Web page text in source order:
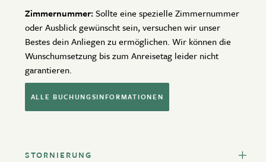
Zimmernummer: Sollte eine spezielle Zimmernummer
oder Ausblick gewünscht sein, versuchen wir unser
Bestes dein Anliegen zu ermöglichen. Wir können die
Wunschumsetzung bis zum Anreisetag leider nicht
garantieren.
ALLE BUCHUNGSINFORMATIONEN
STORNIERUNG